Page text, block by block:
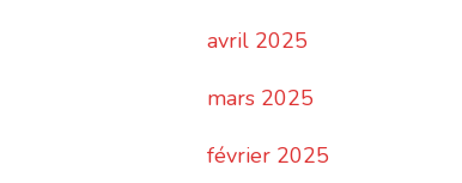
avril 2025
mars 2025
février 2025